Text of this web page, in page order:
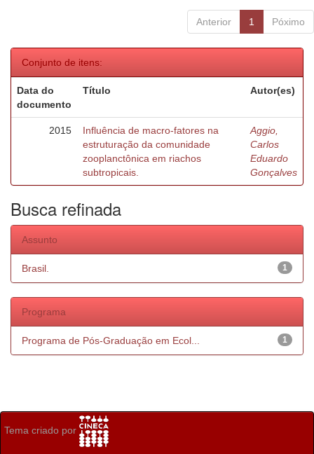
Anterior 1 Póximo
Conjunto de itens:
Data do
documento
Título Autor(es)
2015
Influência de macro-fatores na
estruturação da comunidade
zooplanctônica em riachos
subtropicais.
Aggio,
Carlos
Eduardo
Gonçalves
Busca refinada
Assunto
1
Brasil.
Programa
1
Programa de Pós-Graduação em Ecol...
Tema criado por